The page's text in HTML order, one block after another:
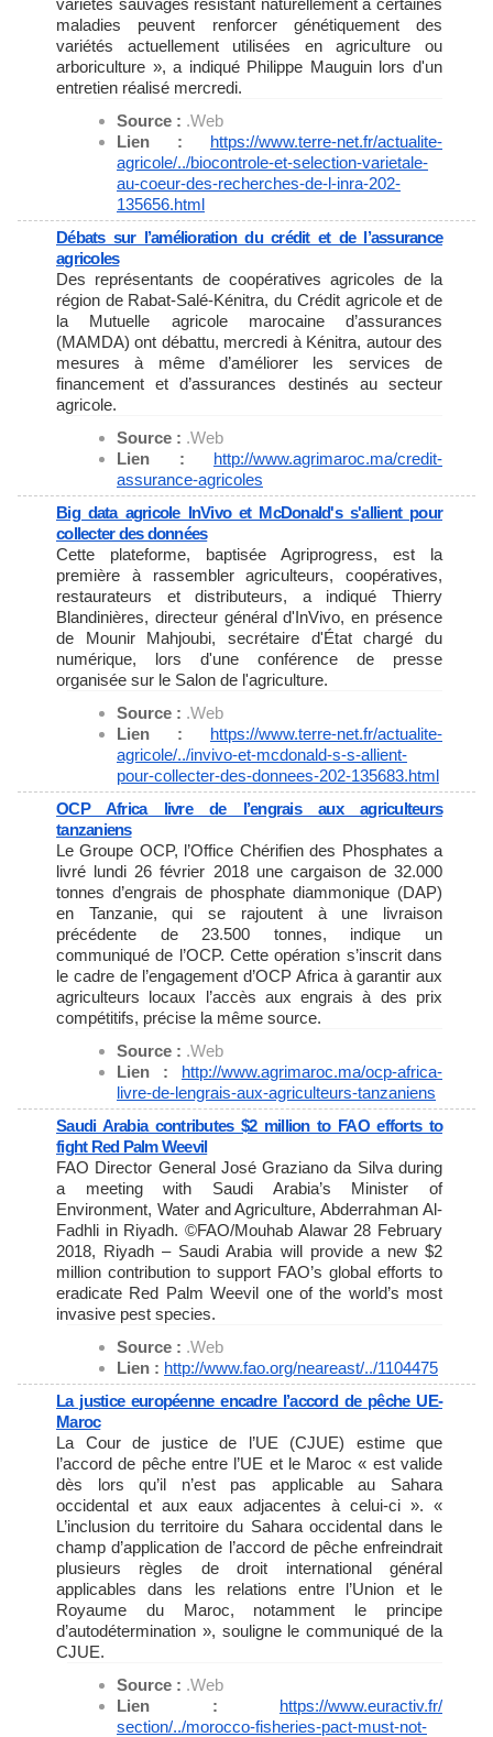
variétés sauvages résistant naturellement à certaines
maladies peuvent renforcer génétiquement des
variétés actuellement utilisées en agriculture ou
arboriculture », a indiqué Philippe Mauguin lors d'un
entretien réalisé mercredi.
Source : .Web
Lien : https://www.terre-net.fr/actualite-
agricole/../biocontrole-et-selection-varietale-
au-coeur-des-recherches-de-l-inra-202-
135656.html
Débats sur l’amélioration du crédit et de l’assurance
agricoles
Des représentants de coopératives agricoles de la
région de Rabat-Salé-Kénitra, du Crédit agricole et de
la Mutuelle agricole marocaine d’assurances
(MAMDA) ont débattu, mercredi à Kénitra, autour des
mesures à même d’améliorer les services de
financement et d’assurances destinés au secteur
agricole.
Source : .Web
Lien : http://www.agrimaroc.ma/credit-
assurance-agricoles
Big data agricole InVivo et McDonald's s'allient pour
collecter des données
Cette plateforme, baptisée Agriprogress, est la
première à rassembler agriculteurs, coopératives,
restaurateurs et distributeurs, a indiqué Thierry
Blandinières, directeur général d'InVivo, en présence
de Mounir Mahjoubi, secrétaire d'État chargé du
numérique, lors d'une conférence de presse
organisée sur le Salon de l'agriculture.
Source : .Web
Lien : https://www.terre-net.fr/actualite-
agricole/../invivo-et-mcdonald-s-s-allient-
pour-collecter-des-donnees-202-135683.html
OCP Africa livre de l’engrais aux agriculteurs
tanzaniens
Le Groupe OCP, l’Office Chérifien des Phosphates a
livré lundi 26 février 2018 une cargaison de 32.000
tonnes d’engrais de phosphate diammonique (DAP)
en Tanzanie, qui se rajoutent à une livraison
précédente de 23.500 tonnes, indique un
communiqué de l’OCP. Cette opération s’inscrit dans
le cadre de l’engagement d’OCP Africa à garantir aux
agriculteurs locaux l’accès aux engrais à des prix
compétitifs, précise la même source.
Source : .Web
Lien : http://www.agrimaroc.ma/ocp-africa-
livre-de-lengrais-aux-agriculteurs-tanzaniens
Saudi Arabia contributes $2 million to FAO efforts to
fight Red Palm Weevil
FAO Director General José Graziano da Silva during
a meeting with Saudi Arabia’s Minister of
Environment, Water and Agriculture, Abderrahman Al-
Fadhli in Riyadh. ©FAO/Mouhab Alawar 28 February
2018, Riyadh – Saudi Arabia will provide a new $2
million contribution to support FAO’s global efforts to
eradicate Red Palm Weevil one of the world’s most
invasive pest species.
Source : .Web
Lien : http://www.fao.org/neareast/../1104475
La justice européenne encadre l’accord de pêche UE-
Maroc
La Cour de justice de l’UE (CJUE) estime que
l’accord de pêche entre l’UE et le Maroc « est valide
dès lors qu’il n’est pas applicable au Sahara
occidental et aux eaux adjacentes à celui-ci ». «
L’inclusion du territoire du Sahara occidental dans le
champ d’application de l’accord de pêche enfreindrait
plusieurs règles de droit international général
applicables dans les relations entre l’Union et le
Royaume du Maroc, notamment le principe
d’autodétermination », souligne le communiqué de la
CJUE.
Source : .Web
Lien : https://www.euractiv.fr/
section/../morocco-fisheries-pact-must-not-